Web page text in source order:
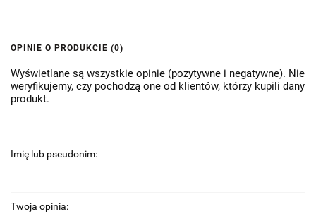
OPINIE O PRODUKCIE (0)
Wyświetlane są wszystkie opinie (pozytywne i negatywne). Nie
weryfikujemy, czy pochodzą one od klientów, którzy kupili dany
produkt.
Imię lub pseudonim:
Twoja opinia: